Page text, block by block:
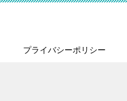
プライバシーポリシー